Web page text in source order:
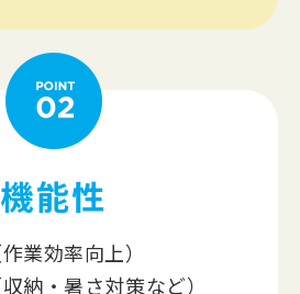
機能性
業効率向上）
納・暑さ対策など）